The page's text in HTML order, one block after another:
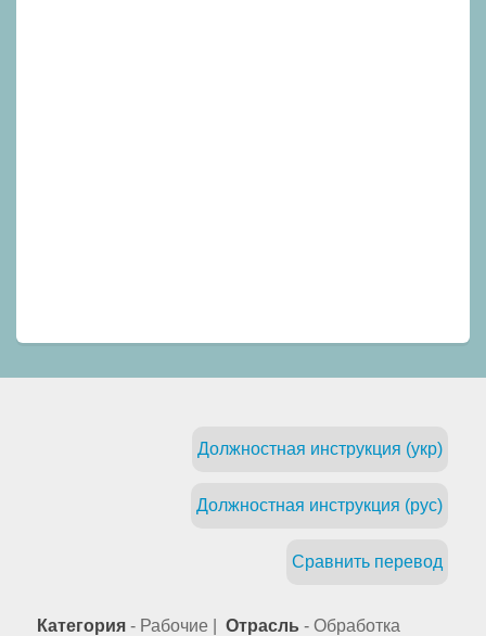
Должностная инструкция (укр)
Должностная инструкция (рус)
Сравнить перевод
Категория - Рабочие | Отрасль - Обработка